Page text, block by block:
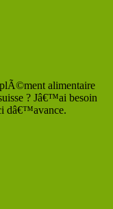
alimentaire
? Jâ€™ai besoin
dâ€™avance.